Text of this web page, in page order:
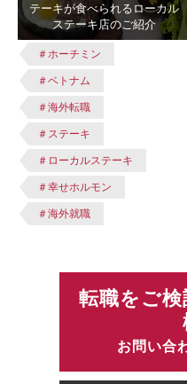
テーキが食べられるローカル
ステーキ店のご紹介
＃ホーチミン
＃ベトナム
＃海外転職
＃ステーキ
＃ローカルステーキ
＃幸せホルモン
＃海外就職
転職をご
お問い合